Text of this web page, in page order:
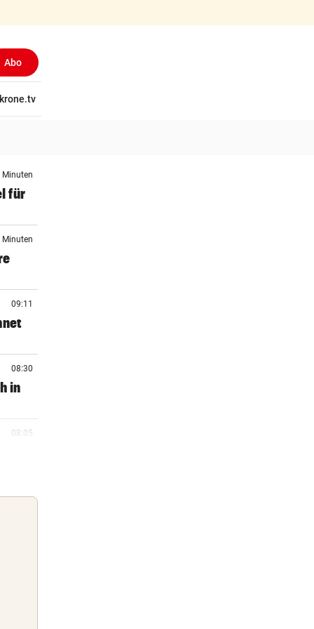
Abo
krone.tv
Minuten
für
Minuten
09:11
08:30
in
08:05
08:02